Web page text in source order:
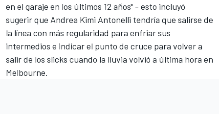
en el garaje en los últimos 12 años" - esto incluyó
sugerir que Andrea Kimi Antonelli tendría que salirse de
la línea con más regularidad para enfriar sus
intermedios e indicar el punto de cruce para volver a
salir de los slicks cuando la lluvia volvió a última hora en
Melbourne.